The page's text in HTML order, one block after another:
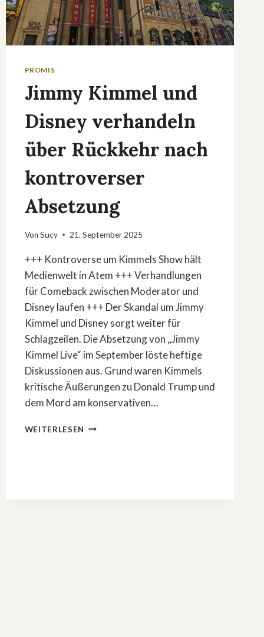
PROMIS
Jimmy Kimmel und
Disney verhandeln
über Rückkehr nach
kontroverser
Absetzung
Von Sucy 21. September 2025
+++ Kontroverse um Kimmels Show hält
Medienwelt in Atem +++ Verhandlungen
für Comeback zwischen Moderator und
Disney laufen +++ Der Skandal um Jimmy
Kimmel und Disney sorgt weiter für
Schlagzeilen. Die Absetzung von „Jimmy
Kimmel Live“ im September löste heftige
Diskussionen aus. Grund waren Kimmels
kritische Äußerungen zu Donald Trump und
dem Mord am konservativen…
WEITERLESEN JIMMY
RÜCKKEHR